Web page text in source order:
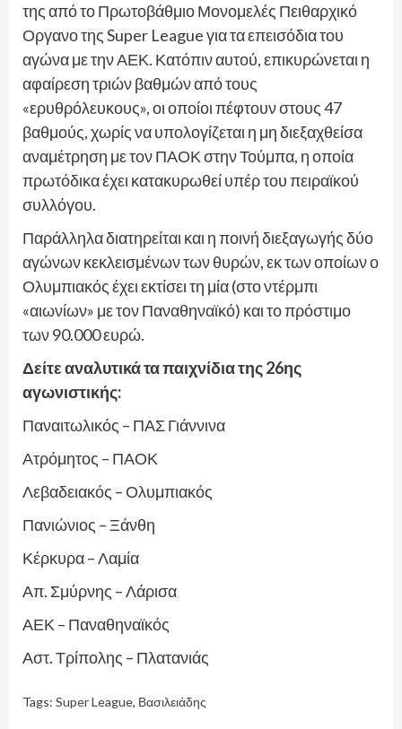
της από το Πρωτοβάθμιο Μονομελές Πειθαρχικό
Οργανο της Super League για τα επεισόδια του
αγώνα με την ΑΕΚ. Κατόπιν αυτού, επικυρώνεται η
αφαίρεση τριών βαθμών από τους
«ερυθρόλευκους», οι οποίοι πέφτουν στους 47
βαθμούς, χωρίς να υπολογίζεται η μη διεξαχθείσα
αναμέτρηση με τον ΠΑΟΚ στην Τούμπα, η οποία
πρωτόδικα έχει κατακυρωθεί υπέρ του πειραϊκού
συλλόγου.
Παράλληλα διατηρείται και η ποινή διεξαγωγής δύο
αγώνων κεκλεισμένων των θυρών, εκ των οποίων ο
Ολυμπιακός έχει εκτίσει τη μία (στο ντέρμπι
«αιωνίων» με τον Παναθηναϊκό) και το πρόστιμο
των 90.000 ευρώ.
Δείτε αναλυτικά τα παιχνίδια της 26ης
αγωνιστικής:
Παναιτωλικός – ΠΑΣ Γιάννινα
Ατρόμητος – ΠΑΟΚ
Λεβαδειακός – Ολυμπιακός
Πανιώνιος – Ξάνθη
Κέρκυρα – Λαμία
Απ. Σμύρνης – Λάρισα
ΑΕΚ – Παναθηναϊκός
Αστ. Τρίπολης – Πλατανιάς
Tags: Super League, Βασιλειάδης